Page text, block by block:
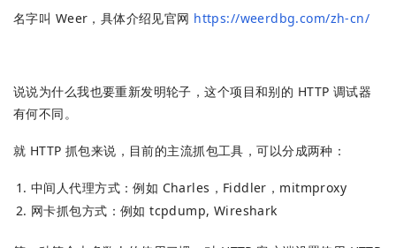
名字叫 Weer，具体介绍见官网 https://weerdbg.com/zh-cn/
说说为什么我也要重新发明轮子，这个项目和别的 HTTP 调试器
有何不同。
就 HTTP 抓包来说，目前的主流抓包工具，可以分成两种：
中间人代理方式：例如 Charles，Fiddler，mitmproxy
网卡抓包方式：例如 tcpdump, Wireshark